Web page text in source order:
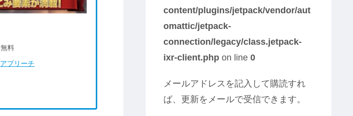
無料
アプリーチ
content/plugins/jetpack/vendor/aut
omattic/jetpack-
connection/legacy/class.jetpack-
ixr-client.php on line 0
メールアドレスを記入して購読すれ
ば、更新をメールで受信できます。